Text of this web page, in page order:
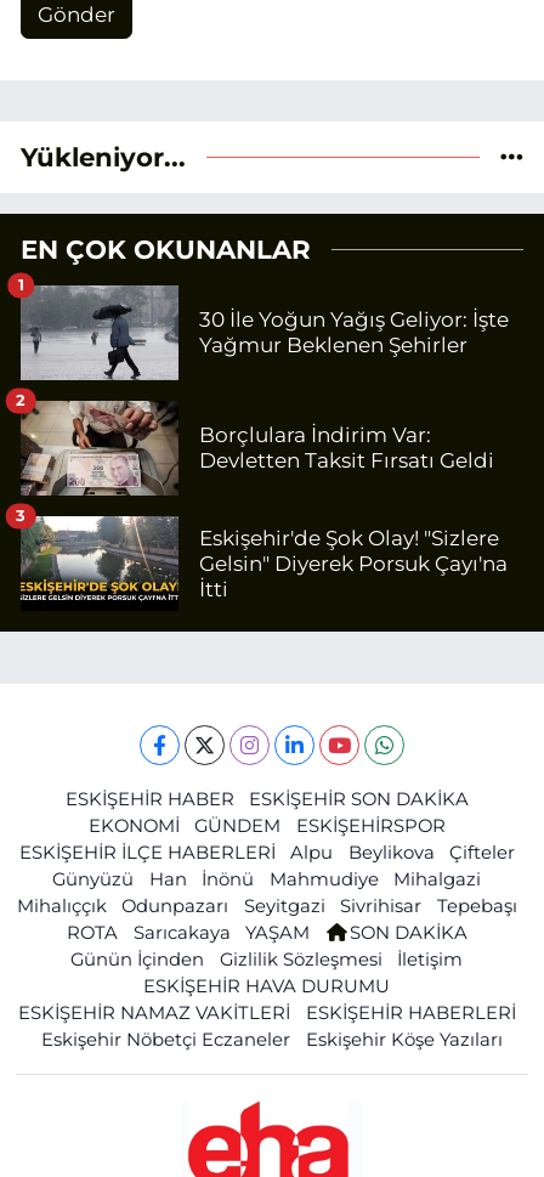
Gönder
Yükleniyor...
EN ÇOK OKUNANLAR
30 İle Yoğun Yağış Geliyor: İşte
Yağmur Beklenen Şehirler
1
Borçlulara İndirim Var:
Devletten Taksit Fırsatı Geldi
2
Eskişehir'de Şok Olay! "Sizlere
Gelsin" Diyerek Porsuk Çayı'na
İtti
3
ESKİŞEHİR HABER
ESKİŞEHİR SON DAKİKA
EKONOMİ
GÜNDEM
ESKİŞEHİRSPOR
ESKİŞEHİR İLÇE HABERLERİ
Alpu Beylikova
Çifteler
Günyüzü
Han İnönü Mahmudiye
Mihalgazi
Mihalıççık
Odunpazarı Seyitgazi Sivrihisar
Tepebaşı
ROTA
Sarıcakaya YAŞAM
SON DAKİKA
Günün İçinden
Gizlilik Sözleşmesi
İletişim
ESKİŞEHİR HAVA DURUMU
ESKİŞEHİR NAMAZ VAKİTLERİ
ESKİŞEHİR HABERLERİ
Eskişehir Nöbetçi Eczaneler
Eskişehir Köşe Yazıları